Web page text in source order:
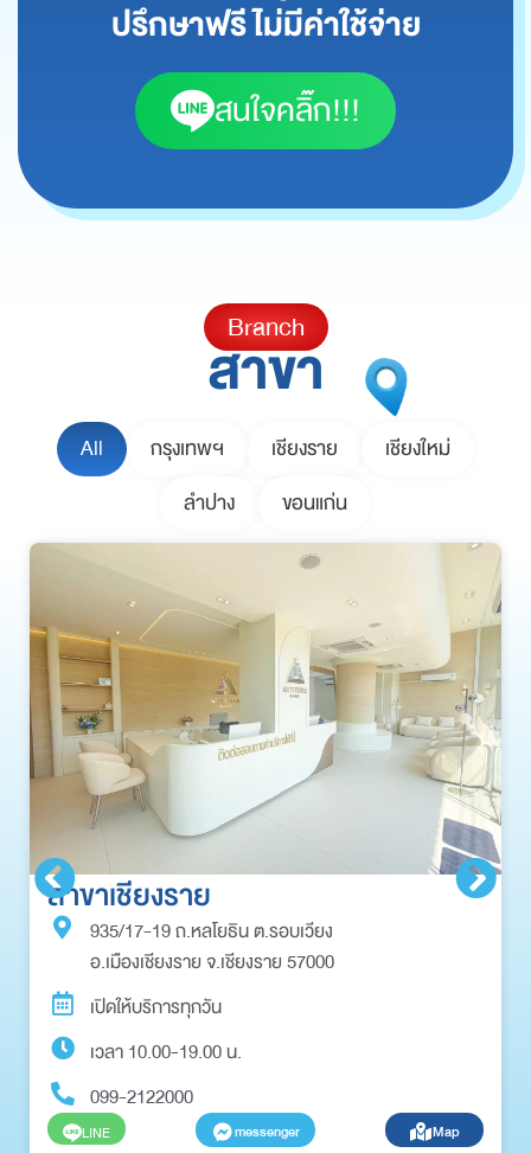
ปรึกษาฟรี ไม่มีค่าใช้จ่าย
สนใจคลิ๊ก!!!
Branch
สาขา
All กรุงเทพฯ เชียงราย
เชียงใหม่
ลำปาง
ขอนแก่น
สาขาเชียงราย
935/17-19 ถ.หลโยธิน ต.รอบเวียง
อ.เมืองเชียงราย จ.เชียงราย 57000
เปิดให้บริการทุกวัน
เวลา 10.00-19.00 น.
099-2122000
LINE messenger Map